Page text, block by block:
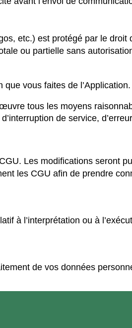
etc.) est protégé par le droit
ou partielle sans
que vous faites de
tous les moyens
de service,
Les modifications seront
les CGU afin de prendre
à l’interprétation ou à
de vos données